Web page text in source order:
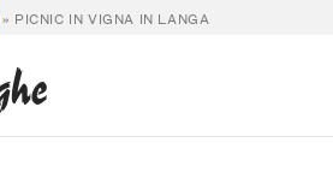
» PICNIC IN VIGNA IN LANGA